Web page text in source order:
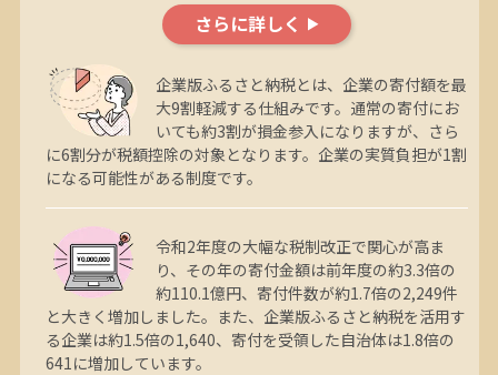
さらに詳しく
企業版ふるさと納税とは、企業の寄付額を最
大9割軽減する仕組みです。通常の寄付にお
いても約3割が損金参入になりますが、さら
に6割分が税額控除の対象となります。企業の実質負担が1割
になる可能性がある制度です。
令和2年度の大幅な税制改正で関心が高ま
り、その年の寄付金額は前年度の約3.3倍の
約110.1億円、寄付件数が約1.7倍の2,249件
と大きく増加しました。また、企業版ふるさと納税を活用す
る企業は約1.5倍の1,640、寄付を受領した自治体は1.8倍の
641に増加しています。